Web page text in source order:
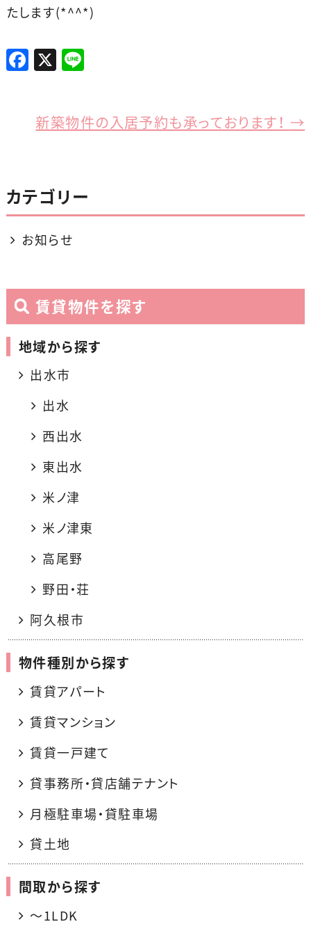
たします(*^^*)
F
a
e
o
k
X Li
新築物件の入居予約も承っております！ →
カテゴリー
お知らせ
賃貸物件を探す
地域から探す
出水市
出水
西出水
東出水
米ノ津
米ノ津東
高尾野
野田・荘
阿久根市
物件種別から探す
賃貸アパート
賃貸マンション
賃貸一戸建て
貸事務所・貸店舗テナント
月極駐車場・貸駐車場
貸土地
間取から探す
〜1LDK